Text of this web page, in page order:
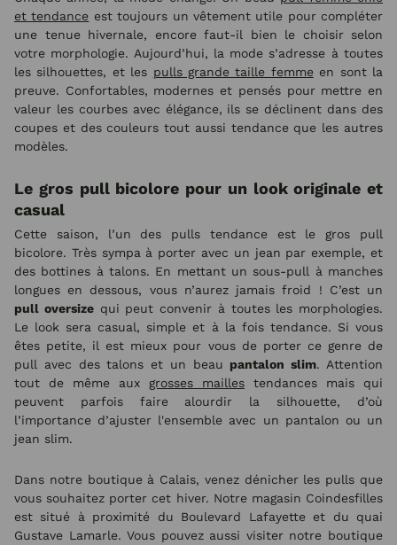
et tendance est toujours un vêtement utile pour compléter
une tenue hivernale, encore faut-il bien le choisir selon
votre morphologie. Aujourd’hui, la mode s’adresse à toutes
les silhouettes, et les pulls grande taille femmeen sont la
preuve. Confortables, modernes et pensés pour mettre en
valeur les courbes avec élégance, ils se déclinent dans des
coupes et des couleurs tout aussi tendance que les autres
modèles.
Le gros pull bicolore pour un look originale et
casual
Cette saison, l’un des pulls tendance est le gros pull
bicolore. Très sympa à porter avec un jean par exemple, et
des bottines à talons. En mettant un sous-pull à manches
longues en dessous, vous n’aurez jamais froid ! C’est un
pull oversizequi peut convenir à toutes les morphologies.
Le look sera casual, simple et à la fois tendance. Si vous
êtes petite, il est mieux pour vous de porter ce genre de
pull avec des talons et un beau pantalon slim. Attention
tout de même aux grosses mailles tendances mais qui
peuvent parfois faire alourdir la silhouette, d’où
l’importance d’ajuster l'ensemble avec un pantalon ou un
jean slim.
Dans notre boutique à Calais, venez dénicher les pulls que
vous souhaitez porter cet hiver. Notre magasin Coindesfilles
est situé à proximité du Boulevard Lafayette et du quai
Gustave Lamarle. Vous pouvez aussi visiter notre boutique